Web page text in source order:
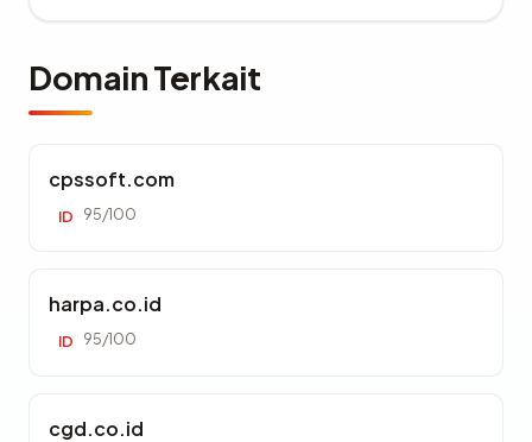
Domain Terkait
cpssoft.com
ID 95/100
harpa.co.id
ID 95/100
cgd.co.id